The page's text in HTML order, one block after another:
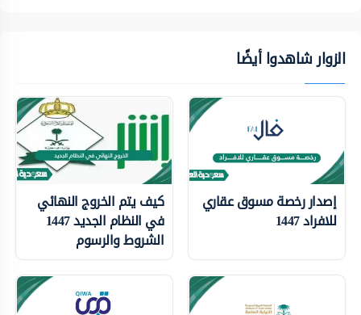
الزوار شاهدوا أيضًا
إصدار رخصة مسوق عقاري
للافراد 1447
كيف يتم الخروج النهائي
في النظام الجديد 1447
الشروط والرسوم